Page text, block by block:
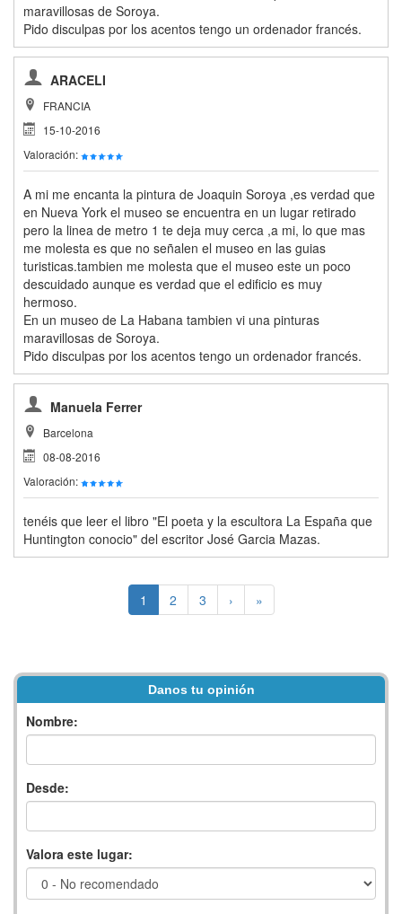
maravillosas de Soroya.
Pido disculpas por los acentos tengo un ordenador francés.
ARACELI
FRANCIA
15-10-2016
Valoración:
A mi me encanta la pintura de Joaquin Soroya ,es verdad que
en Nueva York el museo se encuentra en un lugar retirado
pero la linea de metro 1 te deja muy cerca ,a mi, lo que mas
me molesta es que no señalen el museo en las guias
turisticas.tambien me molesta que el museo este un poco
descuidado aunque es verdad que el edificio es muy
hermoso.
En un museo de La Habana tambien vi una pinturas
maravillosas de Soroya.
Pido disculpas por los acentos tengo un ordenador francés.
Manuela Ferrer
Barcelona
08-08-2016
Valoración:
tenéis que leer el libro "El poeta y la escultora La España que
Huntington conocio" del escritor José Garcia Mazas.
1 2 3 › »
Danos tu opinión
Nombre:
Desde:
Valora este lugar: